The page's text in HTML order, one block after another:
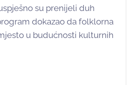
su prenijeli duh
dokazao da folklorna
u budućnosti kulturnih